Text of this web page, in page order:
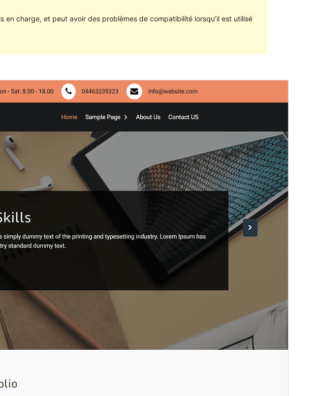
en charge, et peut avoir des problèmes de compatibilité lorsqu’il est utilisé
AperçuTélécharger
C’est un thème-enfant de
Version
1.0.7
Last updated
8 juin 2023
Active installations
10+
PHP version
7.0
Theme homepage